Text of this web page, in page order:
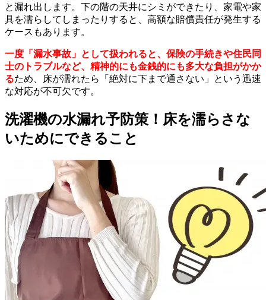
と漏れ出します。下の階の天井にシミができたり、家電や家
具を濡らしてしまったりすると、高額な賠償責任が発生する
ケースもあります。
一度「漏水事故」として扱われると、保険の手続きや住民同
士のトラブルなど、精神的にも金銭的にも多大な負担がかか
るため、床が濡れたら「絶対に下まで通さない」という迅速
な対応が不可欠です。
洗濯機の水漏れ予防策！床を濡らさな
いためにできること